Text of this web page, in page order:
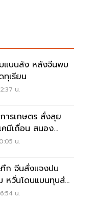
แบนล้ง หลังจีนพบ
ทุเรียน
น.
ารเกษตร สั่งลุย
คมีเถื่อน สนอง
น.
ทึก จีนสั่งแจงปน
หวั่นโดนแบนทุบส่ง
น.